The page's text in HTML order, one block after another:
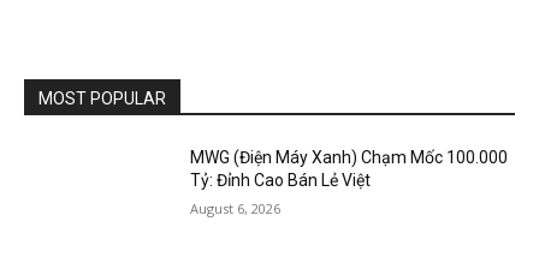
MOST POPULAR
MWG (Điện Máy Xanh) Chạm Mốc 100.000
Tỷ: Đỉnh Cao Bán Lẻ Việt
August 6, 2026